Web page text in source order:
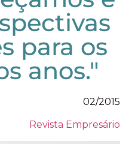
para os
anos."
02/2015
Revista Empresário